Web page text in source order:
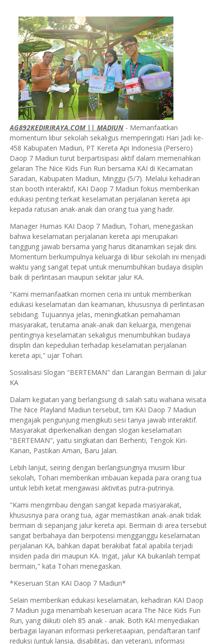
AG892KEDIRIRAYA.COM || MADIUN - Memanfaatkan
momentum libur sekolah sekaligus memperingati Hari Jadi ke-
458 Kabupaten Madiun, PT Kereta Api Indonesia (Persero)
Daop 7 Madiun turut berpartisipasi aktif dalam memeriahkan
gelaran The Nice Kids Fun Run bersama KAI di Kecamatan
Saradan, Kabupaten Madiun, Minggu (5/7). Melalui kehadiran
stan booth interaktif, KAI Daop 7 Madiun fokus memberikan
edukasi penting terkait keselamatan perjalanan kereta api
kepada ratusan anak-anak dan orang tua yang hadir.
Manager Humas KAI Daop 7 Madiun, Tohari, menegaskan
bahwa keselamatan perjalanan kereta api merupakan
tanggung jawab bersama yang harus ditanamkan sejak dini.
Momentum berkumpulnya keluarga di libur sekolah ini menjadi
waktu yang sangat tepat untuk menumbuhkan budaya disiplin
baik di perlintasan maupun sekitar jalur KA.
"Kami memanfaatkan momen ceria ini untuk memberikan
edukasi keselamatan dan keamanan, khususnya di perlintasan
sebidang. Tujuannya jelas, meningkatkan pemahaman
masyarakat, terutama anak-anak dan keluarga, mengenai
pentingnya keselamatan sekaligus menumbuhkan budaya
disiplin dan kepedulian terhadap keselamatan perjalanan
kereta api," ujar Tohari.
Sosialisasi Slogan "BERTEMAN" dan Larangan Bermain di Jalur
KA
Dalam kegiatan yang berlangsung di salah satu wahana wisata
The Nice Playland Madiun tersebut, tim KAI Daop 7 Madiun
mengajak pengunjung mengikuti sesi tanya jawab interaktif.
Masyarakat diperkenalkan dengan slogan keselamatan
"BERTEMAN", yaitu singkatan dari Berhenti, Tengok Kiri-
Kanan, Pastikan Aman, Baru Jalan.
Lebih lanjut, seiring dengan berlangsungnya musim libur
sekolah, Tohari memberikan imbauan kepada para orang tua
untuk lebih ketat mengawasi aktivitas putra-putrinya.
"Kami mengimbau dengan sangat kepada masyarakat,
khususnya para orang tua, agar memastikan anak-anak tidak
bermain di sepanjang jalur kereta api. Bermain di area tersebut
sangat berbahaya dan berpotensi mengganggu keselamatan
perjalanan KA, bahkan dapat berakibat fatal apabila terjadi
insiden pada diri maupun KA. Ingat, jalur KA bukanlah tempat
bermain," kata Tohari menegaskan.
*Keseruan Stan KAI Daop 7 Madiun*
Selain memberikan edukasi keselamatan, kehadiran KAI Daop
7 Madiun juga menambah keseruan acara The Nice Kids Fun
Run, yang diikuti oleh 85 anak - anak. Both KAI menyediakan
berbagai layanan informasi perkeretaapian, pendaftaran tarif
reduksi (untuk lansia, disabilitas, dan veteran), informasi